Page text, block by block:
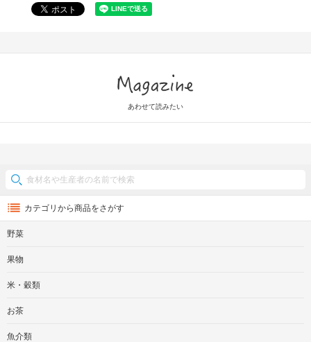
あわせて読みたい
カテゴリから商品をさがす
野菜
果物
米・穀類
お茶
魚介類